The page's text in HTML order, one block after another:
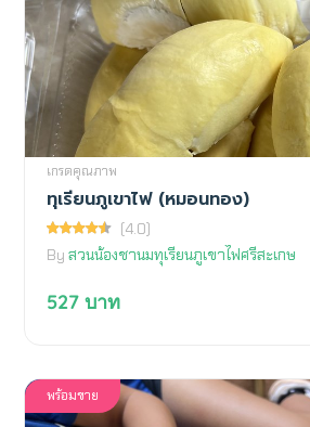
เกรดคุณภาพ
ทุเรียนภูเขาไฟ (หมอนทอง)
(4.0)
By สวนน้องชานมทุเรียนภูเขาไฟศรีสะเกษ
527 บาท
พร้อมขาย